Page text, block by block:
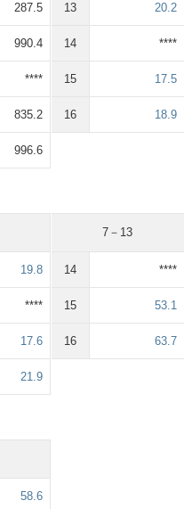
287.5
990.4
****
835.2
996.6
13 20.2
14 ****
15 17.5
16 18.9
19.8
****
17.6
21.9
7－13
14 ****
15 53.1
16 63.7
58.6